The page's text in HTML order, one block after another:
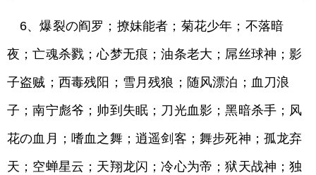
6、爆裂の阎罗；撩妹能者；菊花少年；不落暗
夜；亡魂杀戮；心梦无痕；油条老大；屌丝球神；影
子盗贼；西毒残阳；雪月残狼；随风漂泊；血刀浪
子；南宁彪爷；帅到失眠；刀光血影；黑暗杀手；风
花の血月；嗜血之舞；逍遥剑客；舞步死神；孤龙弃
天；空蝉星云；天翔龙闪；冷心为帝；狱天战神；独